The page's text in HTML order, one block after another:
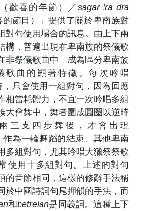
（歡喜的年節）／ sagar lra dra
的節日）」提供了關於卑南族對
對句使用場合的訊息。由上下兩
構，普遍出現在卑南族的祭儀歌
非祭儀歌曲中，成為區分卑南族
歌曲的顯著特徵。每次吟唱
，只會使用一組對句，因為回應
相當耗體力，不宜一次吟唱多組
大會舞中，舞者圍成圓圈以逆時
三支四步舞後，才會出現
作為一輪舞蹈的結束。其他卑南
多組對句，尤其吟唱大獵祭祭歌
使用十多組對句。上述的對句
的音節相同，這樣的修辭手法稱
於中國詩詞句尾押韻的手法，而
和betrelan是同義詞。這種上下